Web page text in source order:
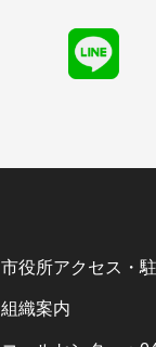
市役所アクセス・
組織案内